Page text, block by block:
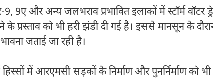
9ए और अन्य जलभराव प्रभावित इलाकों में स्टॉर्म वॉटर
के प्रस्ताव को भी हरी झंडी दी गई है। इससे मानसून के
जताई जा रही है।
में आरएमसी सड़कों के निर्माण और पुनर्निर्माण को भी